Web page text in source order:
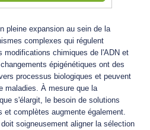
pleine expansion au sein de la
complexes qui régulent
modifications chimiques de l'ADN et
épigénétiques ont des
processus biologiques et peuvent
maladies. À mesure que la
s'élargit, le besoin de solutions
et complètes augmente également.
doit soigneusement aligner la sélection